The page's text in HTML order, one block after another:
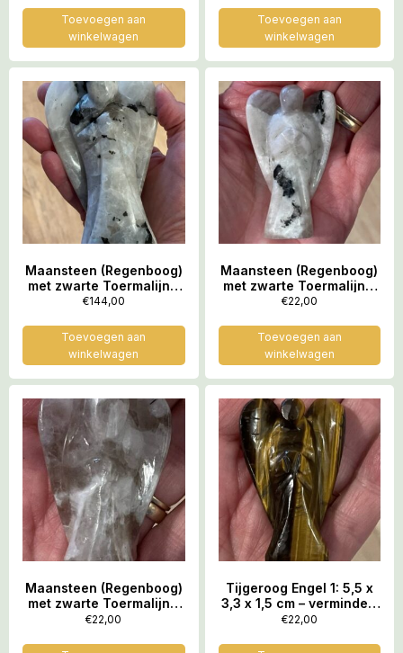
Toevoegen aan
winkelwagen
Toevoegen aan
winkelwagen
Maansteen (Regenboog)
met zwarte Toermalijn –
Engel 2L: 12 x 7 x 3,5 cm
werkt kalmerend
€144,00
Toevoegen aan
winkelwagen
Maansteen (Regenboog)
met zwarte Toermalijn –
Engel 3: 5,7 x 3,3 x 1,5 cm
werkt kalmerend
€22,00
Toevoegen aan
winkelwagen
Maansteen (Regenboog)
met zwarte Toermalijn –
Engel 4: 5,2 x 3 x 1,4 cm
€22,00
Tijgeroog Engel 1: 5,5 x
3,3 x 1,5 cm – vermindert
faalangst én
€22,00